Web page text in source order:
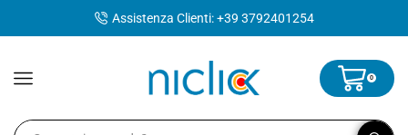
Assistenza Clienti: +39 3792401254
0